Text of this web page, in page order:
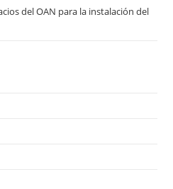
del OAN para la instalación del